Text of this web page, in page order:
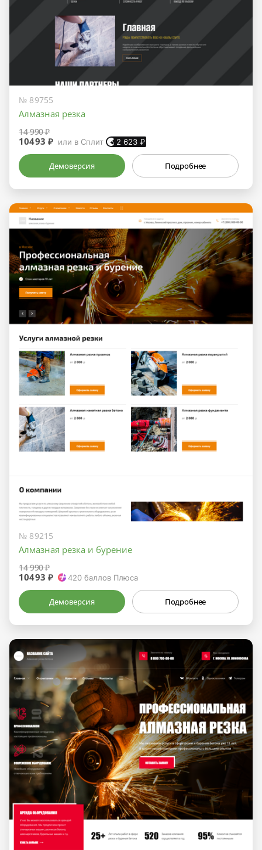
№ 89755
Алмазная резка
14 990 ₽
10493 ₽ или в Сплит 2 623 ₽
Демоверсия Подробнее
№ 89215
Алмазная резка и бурение
14 990 ₽
10493 ₽ 420 баллов Плюса
Демоверсия Подробнее